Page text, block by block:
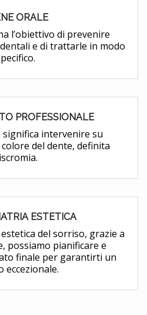
ORALE
l’obiettivo di prevenire
e di trattarle in modo
PROFESSIONALE
significa intervenire su
del dente, definita
ESTETICA
del sorriso, grazie a
possiamo pianificare e
finale per garantirti un
eccezionale.